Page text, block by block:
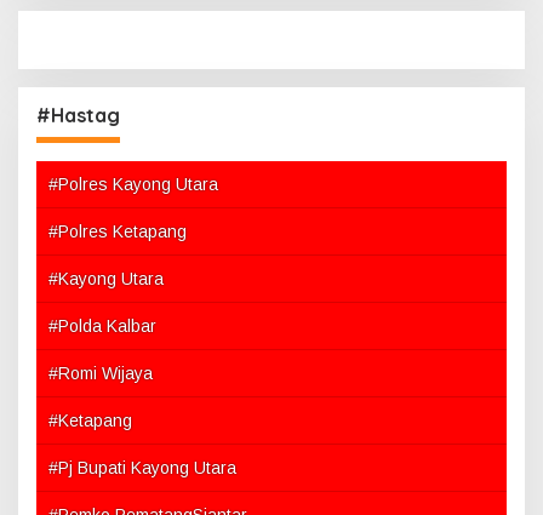
#Hastag
#Polres Kayong Utara
#Polres Ketapang
#Kayong Utara
#Polda Kalbar
#Romi Wijaya
#Ketapang
#Pj Bupati Kayong Utara